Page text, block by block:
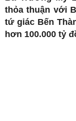
thỏa thuận với
tứ giác Bến
hơn 100.000 tỷ